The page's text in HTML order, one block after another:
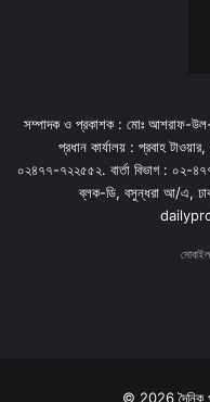
সম্পাদক ও প্রকাশক : মোঃ আশরাফ-উল-
প্রধান কার্যালয় : প্রবাহ
০২৪৭৭-৭২২৫৫২. বার্তা বিভাগ : ০২-
ব্লক-ডি, বসুন্ধরা আ/এ,
© 2026 দৈনিক